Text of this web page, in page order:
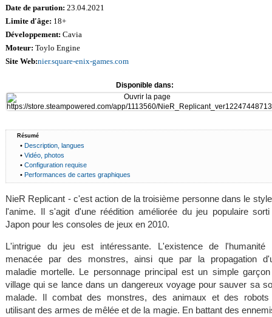
Date de parution: 23.04.2021
Limite d'âge: 18+
Développement: Cavia
Moteur: Toylo Engine
Site Web:nier.square-enix-games.com
Disponible dans:
Résumé
• Description, langues
• Vidéo, photos
• Configuration requise
• Performances de cartes graphiques
NieR Replicant - c'est action de la troisième personne dans le
l'anime. Il s'agit d'une réédition améliorée du jeu populaire
Japon pour les consoles de jeux en 2010.
L'intrigue du jeu est intéressante. L'existence de l'humanité
menacée par des monstres, ainsi que par la propagation
maladie mortelle. Le personnage principal est un simple
village qui se lance dans un dangereux voyage pour sauver sa
malade. Il combat des monstres, des animaux et des
utilisant des armes de mêlée et de la magie. En battant des